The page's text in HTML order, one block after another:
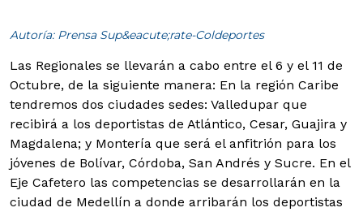
Autoría: Prensa Sup&eacute;rate-Coldeportes
Las Regionales se llevarán a cabo entre el 6 y el 11 de
Octubre, de la siguiente manera: En la región Caribe
tendremos dos ciudades sedes: Valledupar que
recibirá a los deportistas de Atlántico, Cesar, Guajira y
Magdalena; y Montería que será el anfitrión para los
jóvenes de Bolívar, Córdoba, San Andrés y Sucre. En el
Eje Cafetero las competencias se desarrollarán en la
ciudad de Medellín a donde arribarán los deportistas